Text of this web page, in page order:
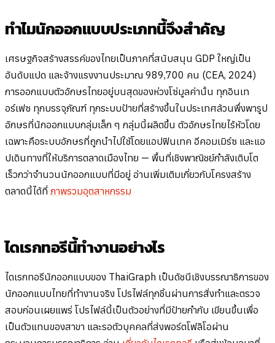
ทำไมนักออกแบบประเภทนี้จึงสำคัญ
เศรษฐกิจสร้างสรรค์ของไทยเป็นภาคที่สนับสนุน GDP ใหญ่เป็น
อันดับแปด และจ้างแรงงานประมาณ 989,700 คน (CEA, 2024)
การออกแบบตัวอักษรไทยอยู่บนสุดของห่วงโซ่มูลค่านั้น ทุกอินเท
อร์เฟซ ทุกบรรจุภัณฑ์ ทุกระบบป้ายที่สร้างขึ้นในประเทศล้วนพึ่งพารูป
อักษรที่นักออกแบบกลุ่มเล็ก ๆ กลุ่มนี้ผลิตขึ้น ตัวอักษรไทยไร้หัวโดย
เฉพาะคือระบบอักษรที่ถูกนำไปใช้โดยแอปฟินเทค อีคอมเมิร์ซ และแอ
ปเดินทางที่ให้บริการตลาดเมืองไทย — พื้นที่เชิงพาณิชย์กำลังเติบโต
เร็วกว่าจำนวนนักออกแบบที่มีอยู่ อ่านเพิ่มเติมเกี่ยวกับโครงสร้าง
ตลาดนี้ได้ที่ ภาพรวมอุตสาหกรรม
ไดเรกทอรีนี้ทำงานอย่างไร
ไดเรกทอรีนักออกแบบของ ThaiGraph เป็นดัชนีเชิงบรรณาธิการของ
นักออกแบบไทยที่ทำงานจริง โปรไฟล์ทุกชิ้นผ่านการสั่งทำและตรวจ
สอบก่อนเผยแพร่ โปรไฟล์นี้เป็นตัวอย่างที่มีป้ายกำกับ เขียนขึ้นเพื่อ
เป็นตัวแทนของสาขา และรอตัวบุคคลที่ส่งพอร์ตโฟลิโอผ่าน